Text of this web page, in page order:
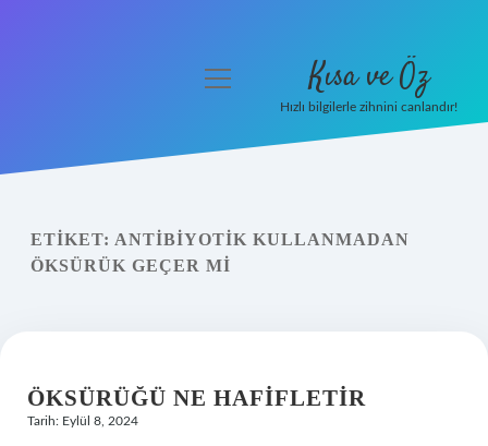
Yasal Uyarı
menüyü
Kısa ve Öz
Hızlı bilgilerle zihnini canlandır!
ETIKET: ANTIBIYOTIK KULLANMADAN
ÖKSÜRÜK GEÇER MI
ÖKSÜRÜĞÜ NE HAFIFLETIR
Tarih: Eylül 8, 2024